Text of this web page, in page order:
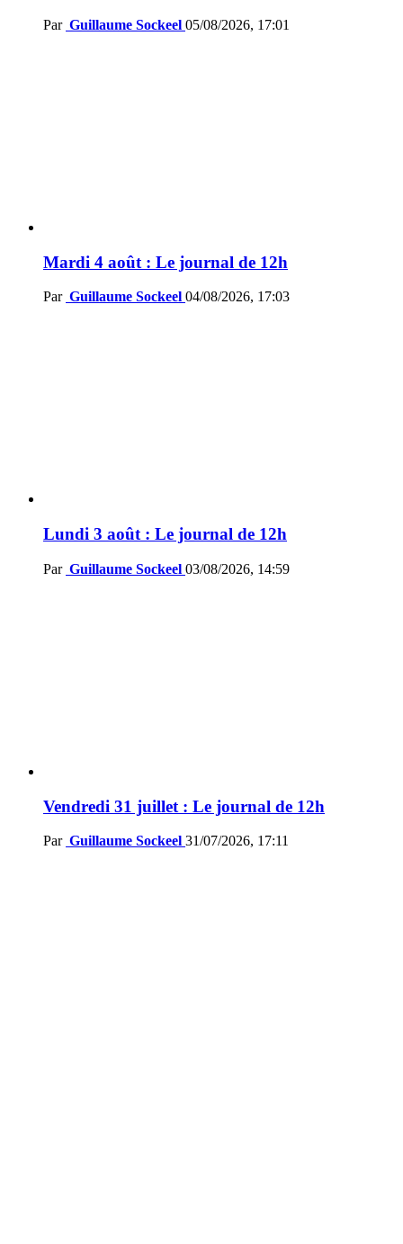
Par Guillaume Sockeel 05/08/2026, 17:01
Mardi 4 août : Le journal de 12h
Par Guillaume Sockeel 04/08/2026, 17:03
Lundi 3 août : Le journal de 12h
Par Guillaume Sockeel 03/08/2026, 14:59
Vendredi 31 juillet : Le journal de 12h
Par Guillaume Sockeel 31/07/2026, 17:11